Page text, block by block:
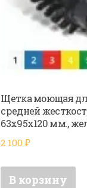
Щетка моющая
средней
63х95х120 мм.,
2 100₽
В корзину